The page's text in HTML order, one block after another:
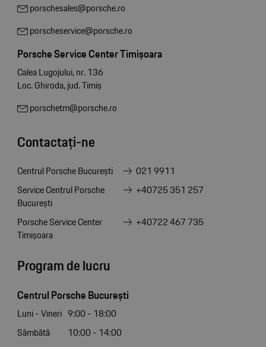
porschesales@porsche.ro
porscheservice@porsche.ro
Porsche Service Center Timișoara
Calea Lugojului, nr. 136
Loc. Ghiroda, jud. Timiș
porschetm@porsche.ro
Contactați-ne
Centrul Porsche București
021 9911
Service Centrul Porsche
București
+40725 351 257
Porsche Service Center
Timișoara
+40722 467 735
Program de lucru
Centrul Porsche București
Luni - Vineri 9:00 - 18:00
Sâmbătă
10:00 - 14:00